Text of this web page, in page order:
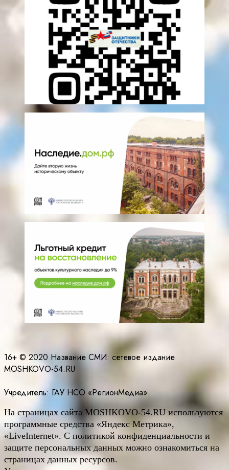
16+ © 2020 Название СМИ: cетевое издание
MOSHKOVO-54.RU
Учредитель: ГАУ НСО «РегионМедиа»
На страницах сайта MOSHKOVO-54.RU используются
программные средства «Яндекс Метрика»,
«LiveInternet». С политикой конфиденциальности и
защите персональных данных можно ознакомиться на
страницах данных ресурсов.